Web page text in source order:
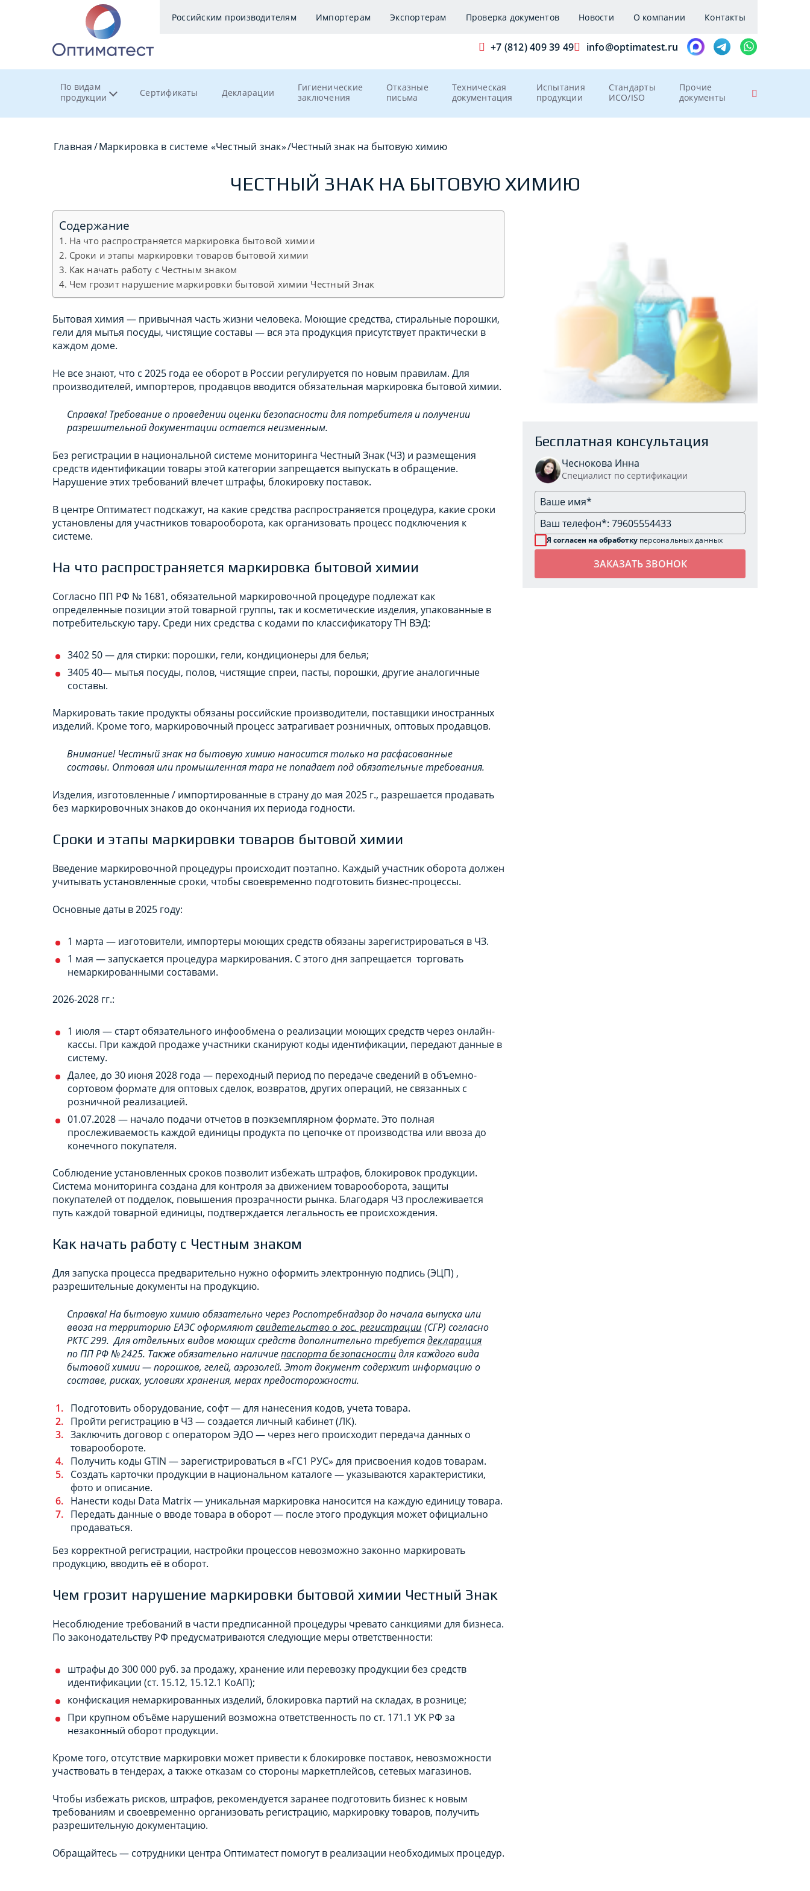
Российским производителям Импортерам Экспортерам Проверка документов Новости О компании Контакты
+7 (812) 409 39 49 info@optimatest.ru
По видам
продукции
Сертификаты Декларации
Гигиенические
заключения
Отказные
письма
Техническая
документация
Испытания
продукции
Стандарты
ИСО/ISO
Прочие
документы
Главная/Маркировка в системе «Честный знак»/Честный знак на бытовую химию
ЧЕСТНЫЙ ЗНАК НА БЫТОВУЮ ХИМИЮ
Содержание
На что распространяется маркировка бытовой химии
Сроки и этапы маркировки товаров бытовой химии
Как начать работу с Честным знаком
Чем грозит нарушение маркировки бытовой химии Честный Знак
Бытовая химия — привычная часть жизни человека. Моющие средства, стиральные порошки,
гели для мытья посуды, чистящие составы — вся эта продукция присутствует практически в
каждом доме.
Не все знают, что с 2025 года ее оборот в России регулируется по новым правилам. Для
производителей, импортеров, продавцов вводится обязательная маркировка бытовой химии.
Справка! Требование о проведении оценки безопасности для потребителя и получении
разрешительной документации остается неизменным.
Без регистрации в национальной системе мониторинга Честный Знак (ЧЗ) и размещения
средств идентификации товары этой категории запрещается выпускать в обращение.
Нарушение этих требований влечет штрафы, блокировку поставок.
В центре Оптиматест подскажут, на какие средства распространяется процедура, какие сроки
установлены для участников товарооборота, как организовать процесс подключения к
системе.
На что распространяется маркировка бытовой химии
Согласно ПП РФ № 1681, обязательной маркировочной процедуре подлежат как
определенные позиции этой товарной группы, так и косметические изделия, упакованные в
потребительскую тару. Среди них средства с кодами по классификатору ТН ВЭД:
3402 50 — для стирки: порошки, гели, кондиционеры для белья;
3405 40— мытья посуды, полов, чистящие спреи, пасты, порошки, другие аналогичные
составы.
Маркировать такие продукты обязаны российские производители, поставщики иностранных
изделий. Кроме того, маркировочный процесс затрагивает розничных, оптовых продавцов.
Внимание! Честный знак на бытовую химию наносится только на расфасованные
составы. Оптовая или промышленная тара не попадает под обязательные требования.
Изделия, изготовленные / импортированные в страну до мая 2025 г., разрешается продавать
без маркировочных знаков до окончания их периода годности.
Сроки и этапы маркировки товаров бытовой химии
Введение маркировочной процедуры происходит поэтапно. Каждый участник оборота должен
учитывать установленные сроки, чтобы своевременно подготовить бизнес-процессы.
Основные даты в 2025 году:
1 марта — изготовители, импортеры моющих средств обязаны зарегистрироваться в ЧЗ.
1 мая — запускается процедура маркирования. С этого дня запрещается торговать
немаркированными составами.
2026-2028 гг.:
1 июля — старт обязательного инфообмена о реализации моющих средств через онлайн-
кассы. При каждой продаже участники сканируют коды идентификации, передают данные в
систему.
Далее, до 30 июня 2028 года — переходный период по передаче сведений в объемно-
сортовом формате для оптовых сделок, возвратов, других операций, не связанных с
розничной реализацией.
01.07.2028 — начало подачи отчетов в поэкземплярном формате. Это полная
прослеживаемость каждой единицы продукта по цепочке от производства или ввоза до
конечного покупателя.
Соблюдение установленных сроков позволит избежать штрафов, блокировок продукции.
Система мониторинга создана для контроля за движением товарооборота, защиты
покупателей от подделок, повышения прозрачности рынка. Благодаря ЧЗ прослеживается
путь каждой товарной единицы, подтверждается легальность ее происхождения.
Как начать работу с Честным знаком
Для запуска процесса предварительно нужно оформить электронную подпись (ЭЦП) ,
разрешительные документы на продукцию.
Справка! На бытовую химию обязательно через Роспотребнадзор до начала выпуска или
ввоза на территорию ЕАЭС оформляют свидетельство о гос. регистрации (СГР) согласно
РКТС 299. Для отдельных видов моющих средств дополнительно требуетсядекларация
по ПП РФ № 2425. Также обязательно наличиепаспорта безопасностидля каждого вида
бытовой химии — порошков, гелей, аэрозолей. Этот документ содержит информацию о
составе, рисках, условиях хранения, мерах предосторожности.
Подготовить оборудование, софт — для нанесения кодов, учета товара.
Пройти регистрацию в ЧЗ — создается личный кабинет (ЛК).
Заключить договор с оператором ЭДО — через него происходит передача данных о
товарообороте.
Получить коды GTIN — зарегистрироваться в «ГС1 РУС» для присвоения кодов товарам.
Создать карточки продукции в национальном каталоге — указываются характеристики,
фото и описание.
Нанести коды Data Matrix — уникальная маркировка наносится на каждую единицу товара.
Передать данные о вводе товара в оборот — после этого продукция может официально
продаваться.
Без корректной регистрации, настройки процессов невозможно законно маркировать
продукцию, вводить её в оборот.
Чем грозит нарушение маркировки бытовой химии Честный Знак
Несоблюдение требований в части предписанной процедуры чревато санкциями для бизнеса.
По законодательству РФ предусматриваются следующие меры ответственности:
штрафы до 300 000 руб. за продажу, хранение или перевозку продукции без средств
идентификации (ст. 15.12, 15.12.1 КоАП);
конфискация немаркированных изделий, блокировка партий на складах, в рознице;
При крупном объёме нарушений возможна ответственность по ст. 171.1 УК РФ за
незаконный оборот продукции.
Кроме того, отсутствие маркировки может привести к блокировке поставок, невозможности
участвовать в тендерах, а также отказам со стороны маркетплейсов, сетевых магазинов.
Чтобы избежать рисков, штрафов, рекомендуется заранее подготовить бизнес к новым
требованиям и своевременно организовать регистрацию, маркировку товаров, получить
разрешительную документацию.
Обращайтесь — сотрудники центра Оптиматест помогут в реализации необходимых процедур.
Бесплатная консультация
Чеснокова Инна
Специалист по сертификации
Я согласен на обработку персональных данных